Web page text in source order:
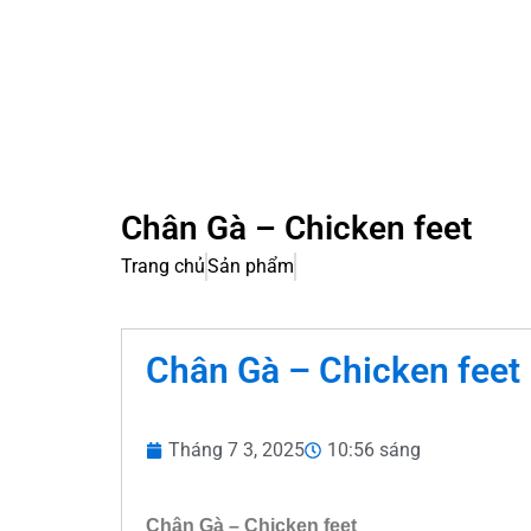
Chân Gà – Chicken feet
Trang chủSản phẩm
Chân Gà – Chicken feet
Tháng 7 3, 2025 10:56 sáng
Chân Gà – Chicken feet